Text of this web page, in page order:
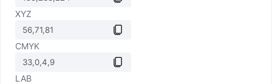
XYZ
CMYK
LAB